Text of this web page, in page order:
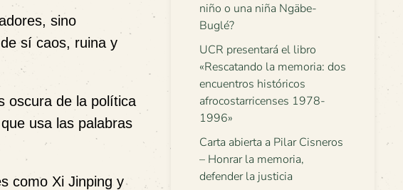
sino
sí caos, ruina y
oscura de la política
usa las palabras
como Xi Jinping y
niño o una niña Ngäbe-
Buglé?
UCR presentará el libro
«Rescatando la memoria: dos
encuentros históricos
afrocostarricenses 1978-
1996»
Carta abierta a Pilar Cisneros
– Honrar la memoria,
defender la justicia